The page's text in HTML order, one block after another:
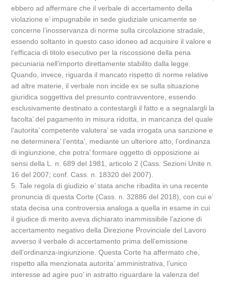
ebbero ad affermare che il verbale di accertamento della
violazione e’ impugnabile in sede giudiziale unicamente se
concerne l’inosservanza di norme sulla circolazione stradale,
essendo soltanto in questo caso idoneo ad acquisire il valore e
l’efficacia di titolo esecutivo per la riscossione della pena
pecuniaria nell’importo direttamente stabilito dalla legge.
Quando, invece, riguarda il mancato rispetto di norme relative
ad altre materie, il verbale non incide ex se sulla situazione
giuridica soggettiva del presunto contravventore, essendo
esclusivamente destinato a contestargli il fatto e a segnalargli la
facolta’ del pagamento in misura ridotta, in mancanza del quale
l’autorita’ competente valutera’ se vada irrogata una sanzione e
ne determinera’ l’entita’, mediante un ulteriore atto, l’ordinanza
di ingiunzione, che potra’ formare oggetto di opposizione ai
sensi della L. n. 689 del 1981, articolo 2 (Cass. Sezioni Unite n.
16 del 2007; conf. Cass. n. 18320 del 2007).
5. Tale regola di giudizio e’ stata anche ribadita in una recente
pronuncia di questa Corte (Cass. n. 32886 del 2018), con cui e’
stata decisa una controversia analoga a quella in esame in cui
il giudice di merito aveva dichiarato inammissibile l’azione di
accertamento negativo della Direzione Provinciale del Lavoro
avverso il verbale di accertamento prima dell’emissione
dell’ordinanza-ingiunzione. Questa Corte ha affermato che,
rispetto alla menzionata autorita’ amministrativa, l’unico
interesse ad agire puo’ in astratto riguardare la valenza del